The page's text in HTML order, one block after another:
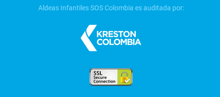
Aldeas Infantiles SOS Colombia es auditada por: